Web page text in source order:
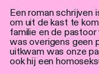
Een roman schrijven
om uit de kast te
familie en de
was overigens geen
uitkwam was onze
ook hij een